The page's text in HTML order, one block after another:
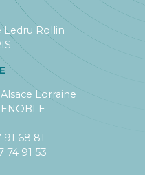
Ledru Rollin
Lorraine
91 68 81
74 91 53